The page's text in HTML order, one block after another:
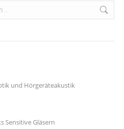
und Hörgeräteakustik
Sensitive Gläsern